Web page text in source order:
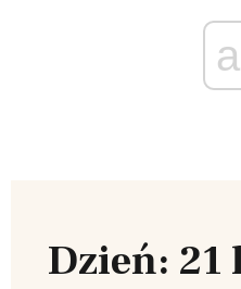
Dzień: 21